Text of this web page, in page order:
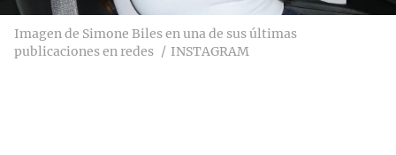
Imagen de Simone Biles en una de sus últimas
publicaciones en redes
INSTAGRAM